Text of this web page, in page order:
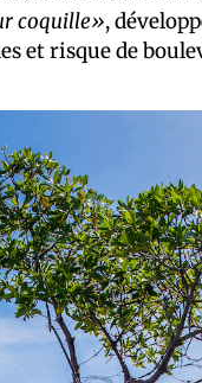
coquille»,
et risque de